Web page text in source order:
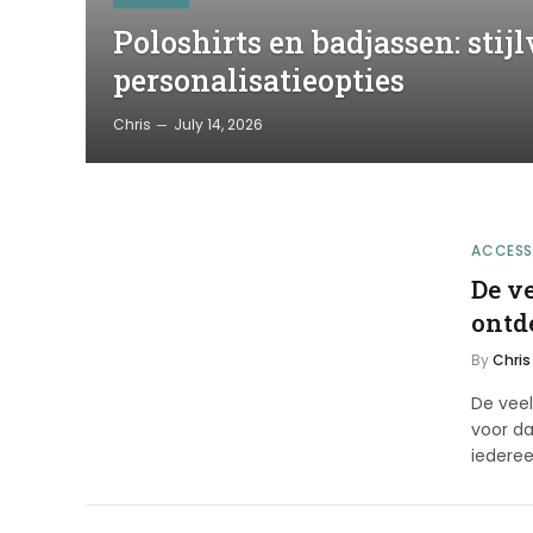
Poloshirts en badjassen:
personalisatieopties
Chris July 14, 2026
De
By Chris
De
voor